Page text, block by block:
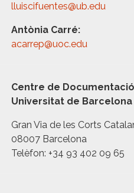
lluiscifuentes@ub.edu
Antònia Carré:
acarrep@uoc.edu
Centre de
Universitat de Barcelona
Gran Via de les Corts
08007 Barcelona
Telèfon: +34 93 402 09 65